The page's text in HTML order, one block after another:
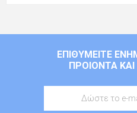
ΕΠΙΘΥΜΕΊΤΕ
ΠΡΟΙΌΝΤΑ